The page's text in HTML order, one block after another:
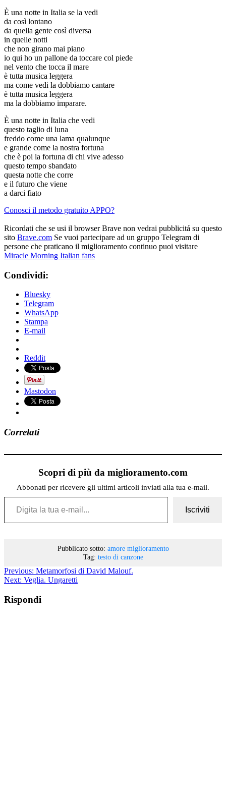
È una notte in Italia se la vedi
da così lontano
da quella gente così diversa
in quelle notti
che non girano mai piano
io qui ho un pallone da toccare col piede
nel vento che tocca il mare
è tutta musica leggera
ma come vedi la dobbiamo cantare
è tutta musica leggera
ma la dobbiamo imparare.
È una notte in Italia che vedi
questo taglio di luna
freddo come una lama qualunque
e grande come la nostra fortuna
che è poi la fortuna di chi vive adesso
questo tempo sbandato
questa notte che corre
e il futuro che viene
a darci fiato
Conosci il metodo gratuito APPO?
Ricordati che se usi il browser Brave non vedrai pubblicitá su questo
sito Brave.com Se vuoi partecipare ad un gruppo Telegram di
persone che praticano il miglioramento continuo puoi visitare
Miracle Morning Italian fans
Condividi:
Bluesky
Telegram
WhatsApp
Stampa
E-mail
Reddit
Mastodon
Correlati
Scopri di più da miglioramento.com
Abbonati per ricevere gli ultimi articoli inviati alla tua e-mail.
Digita la tua e-mail...
Iscriviti
Pubblicato sotto: amore miglioramento
Tag: testo di canzone
Previous: Metamorfosi di David Malouf.
Next: Veglia. Ungaretti
Rispondi